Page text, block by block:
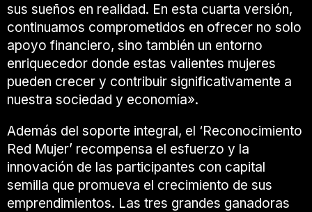
sus sueños en realidad. En esta cuarta versión,
continuamos comprometidos en ofrecer no solo
apoyo financiero, sino también un entorno
enriquecedor donde estas valientes mujeres
pueden crecer y contribuir significativamente a
nuestra sociedad y economía».
Además del soporte integral, el ‘Reconocimiento
Red Mujer’ recompensa el esfuerzo y la
innovación de las participantes con capital
semilla que promueva el crecimiento de sus
emprendimientos. Las tres grandes ganadoras